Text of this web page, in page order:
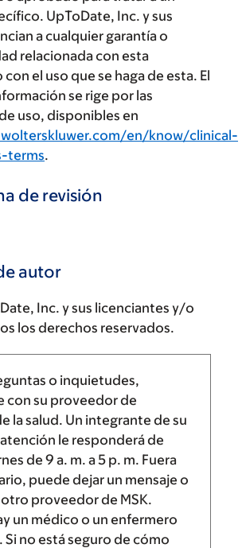
UpToDate, Inc. y sus
a cualquier garantía o
relacionada con esta
el uso que se haga de esta. El
se rige por las
uso, disponibles en
en/know/clinical-
terms.
de revisión
autor
Inc. y sus licenciantes y/o
los derechos reservados.
o inquietudes,
con su proveedor de
la salud. Un integrante de su
le responderá de
de 9 a. m. a5 p. m. Fuera
puede dejar un mensaje o
proveedor de MSK.
un médico o un enfermero
Si no está seguro de cómo